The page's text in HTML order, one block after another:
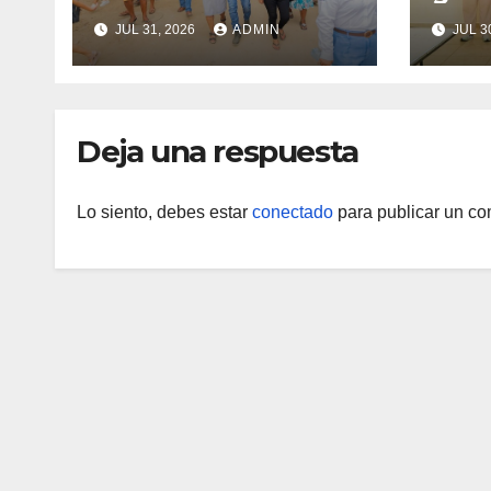
Huatulco
JUL 31, 2026 ADMIN JUL
Deja una respuesta
Lo siento, debes estar conectado para publicar un